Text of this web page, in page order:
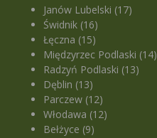
Janów Lubelski (17)
Świdnik (16)
Łęczna (15)
Międzyrzec Podlaski (14)
Radzyń Podlaski (13)
Dęblin (13)
Parczew (12)
Włodawa (12)
Bełżyce (9)